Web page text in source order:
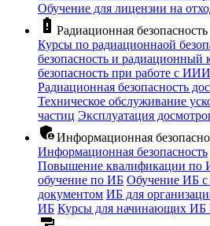
Обучение для лицензии на
battery_alert Радиационная безопасность
Курсы по радиационнаой
безопасность и радиационный
безопасность при работе с
Радиационная безопасность
Техническое обслуживание
частиц Эксплуатация
admin_panel_settingsИнформационная
Информационная безопасность
Повышение квалификации по
обучение по ИБ Обучение ИБ
документом ИБ для
ИБ Курсы для начинающих ИБ